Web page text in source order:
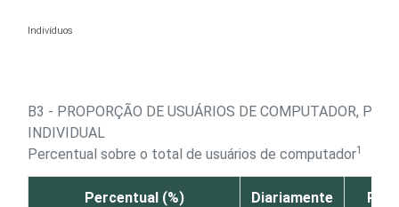
Indivíduos
B3 - PROPORÇÃO DE USUÁRIOS DE COMPUTADOR, POR
INDIVIDUAL
Percentual sobre o total de usuários de computador1
Percentual (%) Diariamente
Pelo